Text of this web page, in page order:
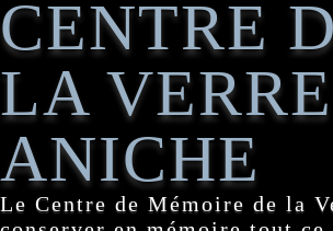
CENTRE
LA
ANICHE
Le Centre de Mémoire de la